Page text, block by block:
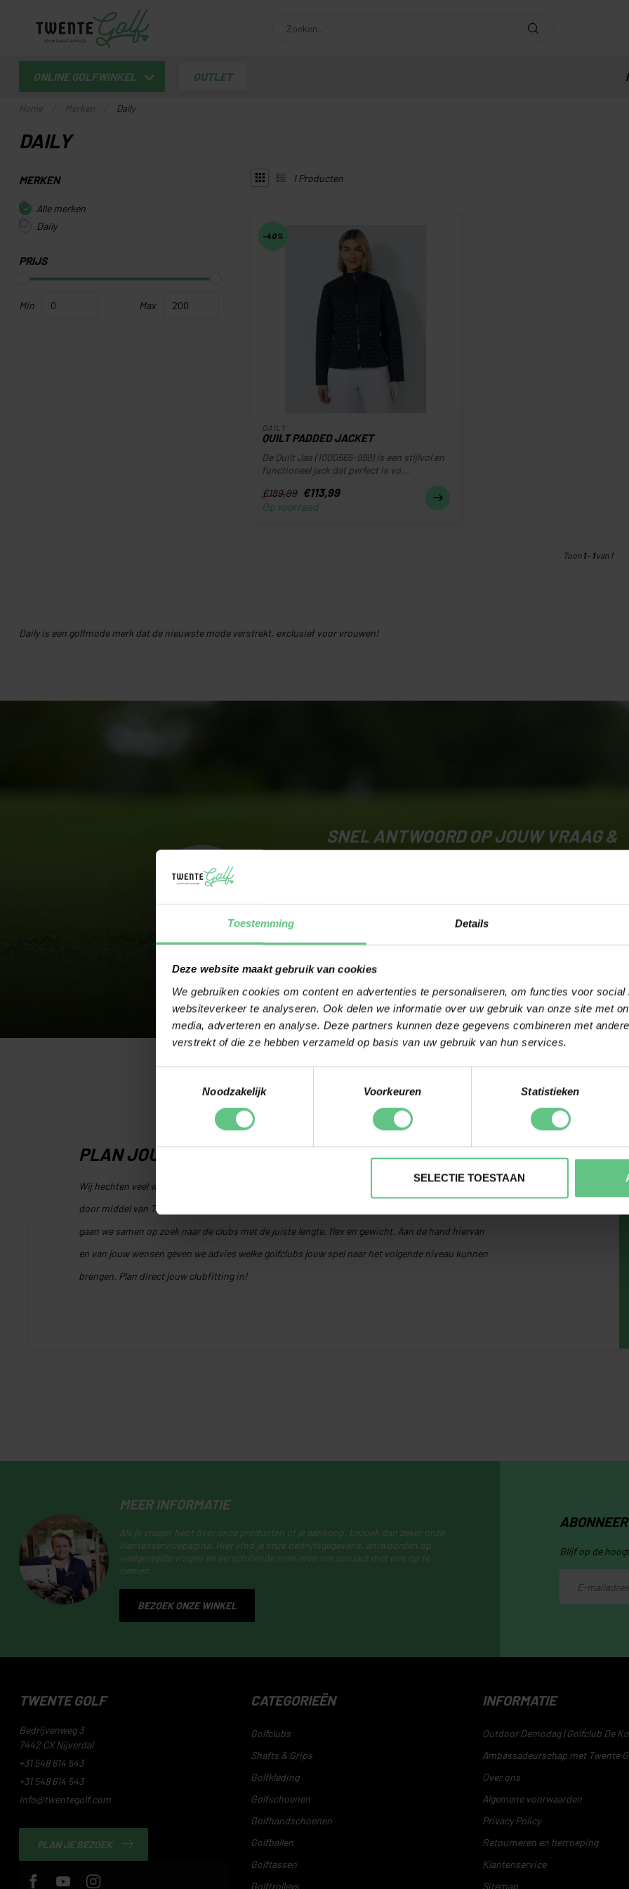
Toestemming Details
Deze website maakt gebruik van cookies
We gebruiken cookies om content en advertenties te personaliseren, om functies voor
websiteverkeer te analyseren. Ook delen we informatie over uw gebruik van onze site met
media, adverteren en analyse. Deze partners kunnen deze gegevens combineren met
verstrekt of die ze hebben verzameld op basis van uw gebruik van hun services.
Noodzakelijk
Voorkeuren Statistieken
SELECTIE TOESTAAN
ONLINE GOLFWINKEL OUTLET
Home Merken Daily
DAILY
MERKEN
Alle merken
Daily
PRIJS
Min Max
1Producten
-40%
DAILY
QUILT PADDED JACKET
De Quilt Jas (1000565-999) is een stijlvol en
functioneel jack dat perfect is vo...
€189,99 €113,99
Op voorraad
Toon 1- 1van 1
Daily is een golfmode merk dat de nieuwste mode verstrekt, exclusief voor vrouwen!
SNEL ANTWOORD OP JOUW VRAAG &
PERSOONLIJK ADVIES
PLAN JOUW GRATIS CLUBFITTING
Wij hechten veel waarde aan clubfitting. Daarom kun je in onze winkel een gratis clubfitting doen,
door middel van Trackman-technologie. Hiermee analyseren onze clubfitters jouw balvlucht en
gaan we samen op zoek naar de clubs met de juiste lengte, flex en gewicht. Aan de hand hiervan
en van jouw wensen geven we advies welke golfclubs jouw spel naar het volgende niveau kunnen
brengen. Plan direct jouw clubfitting in!
MEER INFORMATIE
Als je vragen hebt over onze producten of je aankoop, bezoek dan zeker onze
klantenservicepagina. Hier vind je onze bedrijfsgegevens, antwoorden op
veelgestelde vragen en verschillende manieren om contact met ons op te
nemen.
BEZOEK ONZE WINKEL
Blijf op de
TWENTE GOLF
Bedrijvenweg 3
7442 CX Nijverdal
+31 548 614 543
+31 548 614 543
info@twentegolf.com
PLAN JE BEZOEK
CATEGORIEËN
Golfclubs
Shafts & Grips
Golfkleding
Golfschoenen
Golfhandschoenen
Golfballen
Golftassen
Golftrolleys
INFORMATIE
Outdoor Demodag | Golfclub De
Ambassadeurschap met Twente
Over ons
Algemene voorwaarden
Privacy Policy
Retourneren en herroeping
Klantenservice
Sitemap